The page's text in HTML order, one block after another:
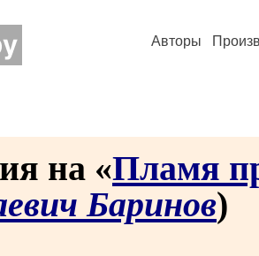
Авторы
на «Пламя
Баринов)